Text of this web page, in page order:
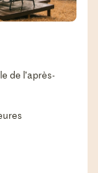
de l’après-